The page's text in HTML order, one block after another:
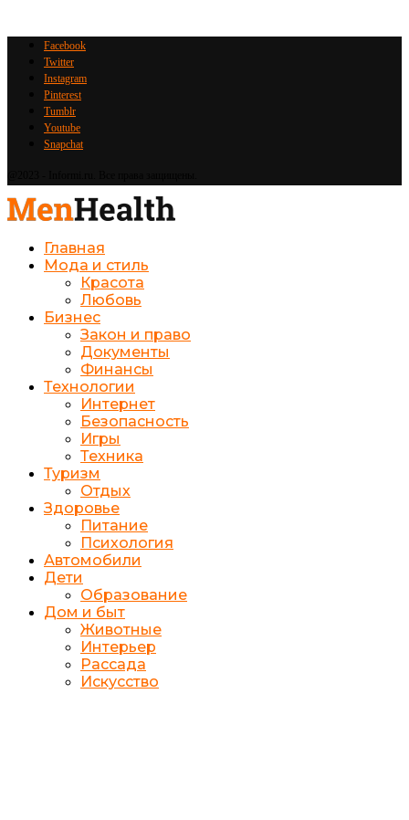
Facebook
Twitter
Instagram
Pinterest
Tumblr
Youtube
Snapchat
Главная
Мода и стиль
Красота
Любовь
Бизнес
Закон и право
Документы
Финансы
Технологии
Интернет
Безопасность
Игры
Техника
Туризм
Отдых
Здоровье
Питание
Психология
Автомобили
Дети
Образование
Дом и быт
Животные
Интерьер
Рассада
Искусство